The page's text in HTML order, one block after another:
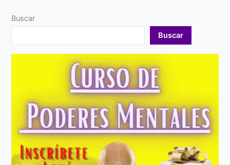
Buscar
Buscar